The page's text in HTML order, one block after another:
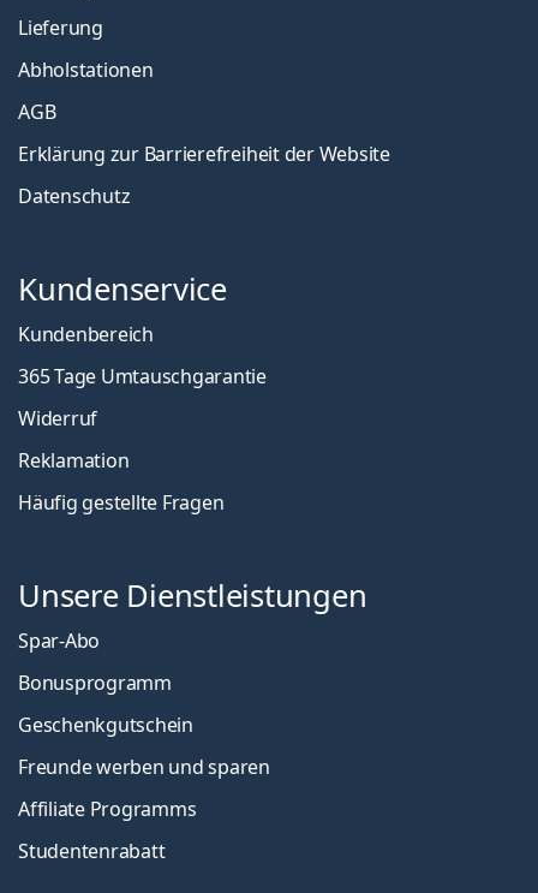
Lieferung
Abholstationen
AGB
Erklärung zur Barrierefreiheit der Website
Datenschutz
Kundenservice
Kundenbereich
365 Tage Umtauschgarantie
Widerruf
Reklamation
Häufig gestellte Fragen
Unsere Dienstleistungen
Spar-Abo
Bonusprogramm
Geschenkgutschein
Freunde werben und sparen
Affiliate Programms
Studentenrabatt